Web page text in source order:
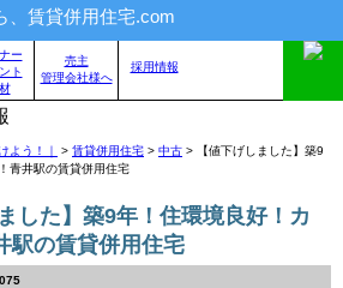
、賃貸併用住宅.com
よう！｜ > 賃貸併用住宅 > 中古 >
【値下げしました】築9
青井駅の賃貸併用住宅
した】築9年！住環境良好！カ
駅の賃貸併用住宅
ー
ト
売主
管理会社様へ
採用情報